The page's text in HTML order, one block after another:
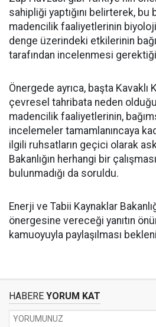
sahipliği yaptığını belirterek,
madencilik faaliyetlerinin
denge üzerindeki etkilerinin
tarafından incelenmesi
Önergede ayrıca, başta Kavaklı
çevresel tahribata neden
madencilik faaliyetlerinin,
incelemeler tamamlanıncaya
ilgili ruhsatların geçici olarak
Bakanlığın herhangi bir
bulunmadığı da soruldu.
Enerji ve Tabii Kaynaklar
önergesine vereceği yanıtın
kamuoyuyla paylaşılması
HABERE YORUM KAT